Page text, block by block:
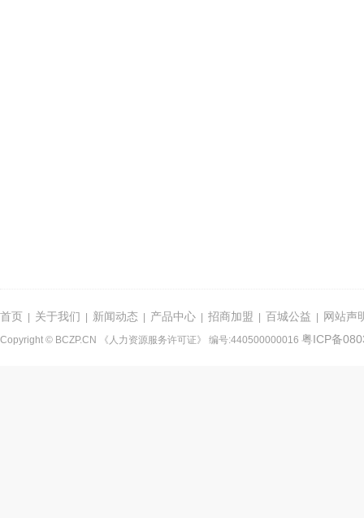
首页 关于我们 新闻动态 产品中心 招商加盟 百城公益 网站声
Copyright © BCZP.CN 《人力资源服务许可证》 编号:440500000016 粤ICP备